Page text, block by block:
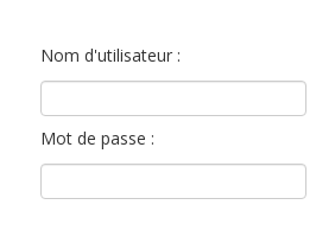
Nom d'utilisateur :
Mot de passe :